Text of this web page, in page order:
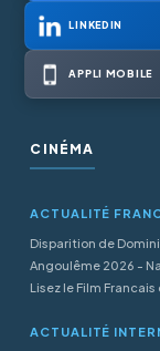
LINKEDIN
APPLI MOBILE
CINÉMA
ACTUALITÉ
Disparition de
Angoulême 2026 -
Lisez le Film
ACTUALITÉ